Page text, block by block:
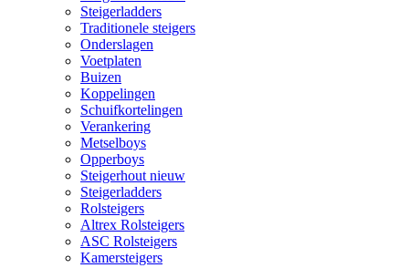
Steigerladders
Traditionele steigers
Onderslagen
Voetplaten
Buizen
Koppelingen
Schuifkortelingen
Verankering
Metselboys
Opperboys
Steigerhout nieuw
Steigerladders
Rolsteigers
Altrex Rolsteigers
ASC Rolsteigers
Kamersteigers